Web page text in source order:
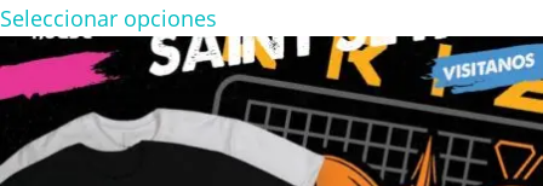
range:
$180.00
through
$300.00
Seleccionar opciones